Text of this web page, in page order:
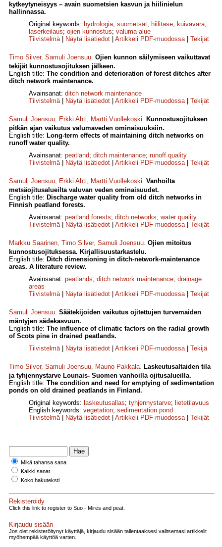
kytkeytyneisyys – avain suometsien kasvun ja hiilinielun
hallinnassa.
Original keywords: hydrologia; suometsät; hiilitase; kuivavara;
laserkeilaus; ojien kunnostus; valuma-alue
Tiivistelmä| Näytä lisätiedot Artikkeli PDF-muodossa| Tekijät
Timo Silver, Samuli Joensuu. Ojien kunnon säilymiseen vaikuttavat
tekijät kunnostusojituksen jälkeen.
English title: The condition and deterioration of forest ditches after
ditch network maintenance.
Avainsanat: ditch network maintenance
Tiivistelmä| Näytä lisätiedot Artikkeli PDF-muodossa| Tekijät
Samuli Joensuu, Erkki Ahti, Martti Vuollekoski. Kunnostusojituksen
pitkän ajan vaikutus valumaveden ominaisuuksiin.
English title: Long-term effects of maintaining ditch networks on
runoff water quality.
Avainsanat: peatland; ditch maintenance; runoff quality
Tiivistelmä| Näytä lisätiedot Artikkeli PDF-muodossa| Tekijät
Samuli Joensuu, Erkki Ahti, Martti Vuollekoski. Vanhoilta
metsäojitusalueilta valuvan veden ominaisuudet.
English title: Discharge water quality from old ditch networks in
Finnish peatland forests.
Avainsanat: peatland forests; ditch networks; water quality
Tiivistelmä| Näytä lisätiedot Artikkeli PDF-muodossa| Tekijät
Markku Saarinen, Timo Silver, Samuli Joensuu. Ojien mitoitus
kunnostusojituksessa. Kirjallisuustarkastelu.
English title: Ditch dimensioning in ditch-network-maintenance
areas. A literature review.
Avainsanat: peatlands; ditch network maintenance; drainage
areas
Tiivistelmä| Näytä lisätiedot Artikkeli PDF-muodossa| Tekijät
Samuli Joensuu. Säätekijoiden vaikutus ojitettujen turvemaiden
mäntyjen sädekasvuun.
English title: The influence of climatic factors on the radial growth
of Scots pine in drained peatlands.
Tiivistelmä| Näytä lisätiedot Artikkeli PDF-muodossa| Tekijä
Timo Silver, Samuli Joensuu, Mauno Pakkala. Laskeutusaltaiden tila
ja tyhjennystarve Lounais- Suomen vanhoilla ojitusalueilla.
English title: The condition and need for emptying of sedimentation
ponds on old drained peatlands in Finland.
Original keywords: laskeutusallas; tyhjennystarve; lietetilavuus
English keywords: vegetation; sedimentation pond
Tiivistelmä| Näytä lisätiedot Artikkeli PDF-muodossa| Tekijät
Mikä tahansa sana
Kaikki sanat
Koko hakuteksti
Rekisteröidy
Click this link to register to Suo - Mires and peat.
Kirjaudu sisään
Jos olet rekisteröitynyt käyttäjä, kirjaudu sisään tallentaaksesi valitsemasi artikkelit
myöhempää käyttöä varten.